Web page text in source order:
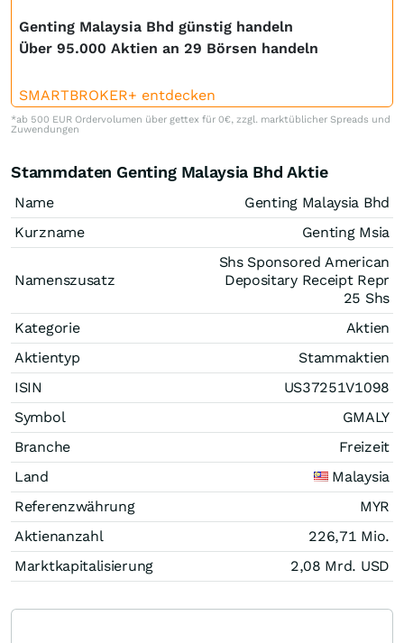
Genting Malaysia Bhd günstig handeln
Über 95.000 Aktien an 29 Börsen handeln
SMARTBROKER+ entdecken
*ab 500 EUR Ordervolumen über gettex für 0€, zzgl. marktüblicher Spreads und
Zuwendungen
Stammdaten Genting Malaysia Bhd Aktie
Name
Genting Malaysia Bhd
Kurzname
Genting Msia
Namenszusatz
Shs Sponsored American
Depositary Receipt Repr
25 Shs
Kategorie
Aktien
Aktientyp
Stammaktien
ISIN
US37251V1098
Symbol
GMALY
Branche
Freizeit
Land
Malaysia
Referenzwährung
MYR
Aktienanzahl
226,71 Mio.
Marktkapitalisierung
2,08 Mrd. USD